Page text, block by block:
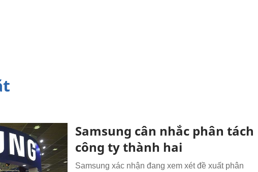
Samsung cân nhắc phân tách
công ty thành hai
Samsung xác nhận đang xem xét đề xuất phân